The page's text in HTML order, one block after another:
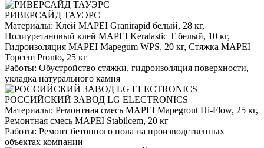
РИВЕРСАЙД ТАУЭРС
Материалы: Клей MAPEI Granirapid белый, 28 кг,
Полиуретановый клей MAPEI Keralastic T белый, 10 кг,
Гидроизоляция MAPEI Mapegum WPS, 20 кг, Стяжка MAPEI
Topcem Pronto, 25 кг
Работы: Обустройство стяжки, гидроизоляция поверхности,
укладка натурального камня
РОССИЙСКИЙ ЗАВОД LG ELECTRONICS
Материалы: Ремонтная смесь MAPEI Mapegrout Hi-Flow, 25 кг,
Ремонтная смесь MAPEI Stabilcem, 20 кг
Работы: Ремонт бетонного пола на производственных
объектах компании